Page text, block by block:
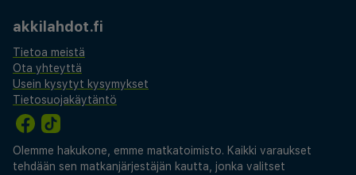
akkilahdot.fi
Tietoa meistä
Ota yhteyttä
Usein kysytyt kysymykset
Tietosuojakäytäntö
Olemme hakukone, emme matkatoimisto. Kaikki varaukset
tehdään sen matkanjärjestäjän kautta, jonka valitset